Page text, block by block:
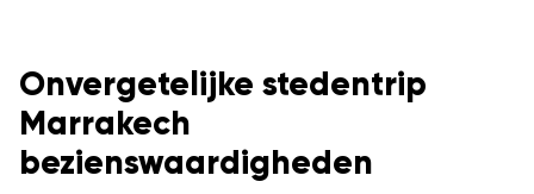
Onvergetelijke stedentrip
Marrakech
bezienswaardigheden